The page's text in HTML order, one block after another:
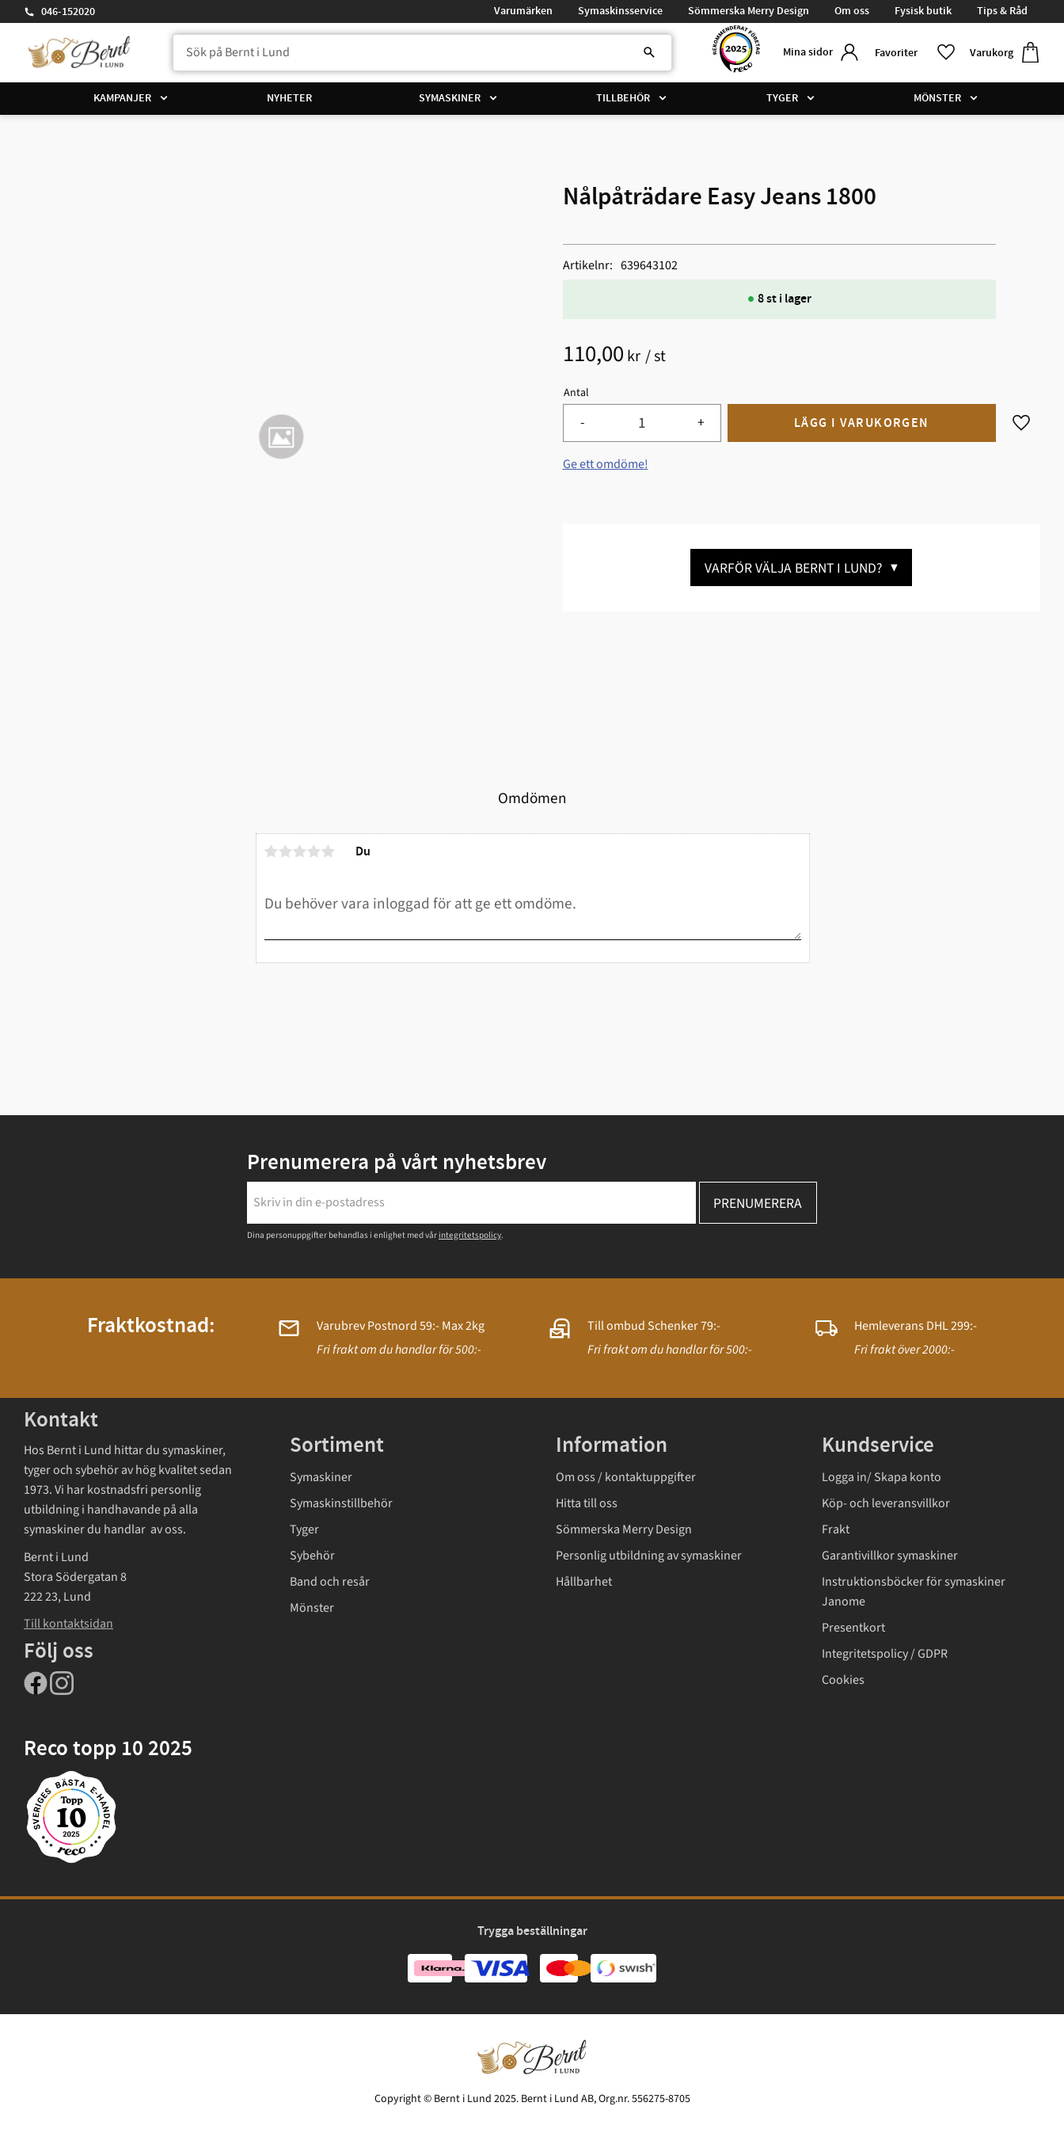
046-152020 Varumärken Symaskinsservice Sömmerska Merry Design Om oss Fysisk butik Tips & Råd
Mina sidor Favoriter Varukorg
Favoriter
KAMPANJER NYHETER SYMASKINER TILLBEHÖR TYGER MÖNSTER
Nålpåträdare Easy Jeans 1800
110,00 kr /st
Antal
+
- Lägg
8 st i lager
Artikelnr 639643102
Ge ett omdöme!
VARFÖR VÄLJA BERNT I LUND? ▼
Omdömen
Du
Prenumerera på vårt nyhetsbrev
PRENUMERERA
Dina personuppgifter behandlas i enlighet med vår integritetspolicy.
Fraktkostnad:
Varubrev Postnord 59:- Max 2kg
Fri frakt om du handlar för 500:-
Till ombud Schenker 79:-
Fri frakt om du handlar för 500:-
Hemleverans DHL 299:-
Fri frakt över 2000:-
Kontakt
Hos Bernt i Lund hittar du symaskiner,
tyger och sybehör av hög kvalitet sedan
1973. Vi har kostnadsfri personlig
utbildning i handhavande på alla
symaskiner du handlar av oss.
Bernt i Lund
Stora Södergatan 8
222 23, Lund
Till kontaktsidan
Följ oss
Reco topp 10 2025
Sortiment
Symaskiner
Symaskinstillbehör
Tyger
Sybehör
Band och resår
Mönster
Information
Om oss / kontaktuppgifter
Hitta till oss
Sömmerska Merry Design
Personlig utbildning av symaskiner
Hållbarhet
Kundservice
Logga in/ Skapa konto
Köp- och leveransvillkor
Frakt
Garantivillkor symaskiner
Instruktionsböcker för symaskiner
Janome
Presentkort
Integritetspolicy / GDPR
Cookies
Trygga beställningar
Copyright © Bernt i Lund 2025. Bernt i Lund AB, Org.nr. 556275-8705